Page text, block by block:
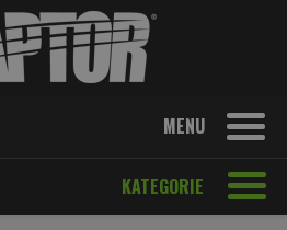
MENU
KATEGORIE